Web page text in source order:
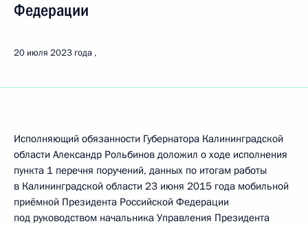
Федерации
20 июля 2023 года
Исполняющий обязанности Губернатора Калининградской
области Александр Рольбинов доложил о ходе исполнения
пункта 1 перечня поручений, данных по итогам работы
в Калининградской области 23 июня 2015 года мобильной
приёмной Президента Российской Федерации
под руководством начальника Управления Президента